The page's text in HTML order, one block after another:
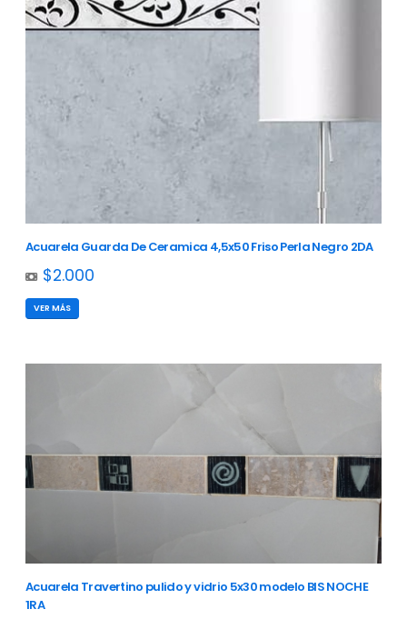
Acuarela Guarda De Ceramica 4,5x50 Friso Perla Negro 2DA
$2.000
VER MÁS
Acuarela Travertino pulido y vidrio 5x30 modelo BIS NOCHE
1RA